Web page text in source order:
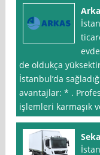
de oldukça
İstanbul’da
avantajlar: * .
işlemleri karmaşık